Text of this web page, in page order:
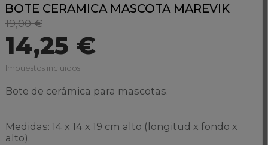
BOTE CERAMICA MASCOTA MAREVIK
19,00 €
14,25 €
Impuestos incluidos
Bote de cerámica para mascotas.
Medidas: 14 x 14 x 19 cm alto (longitud x fondo x
alto).